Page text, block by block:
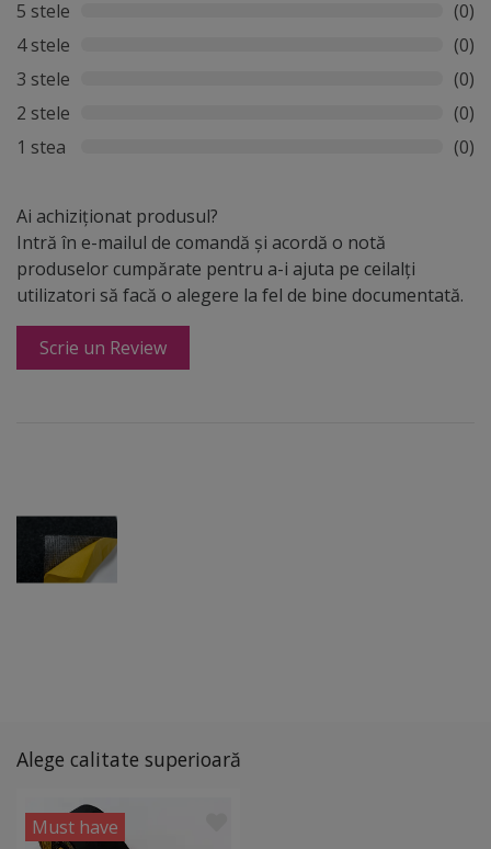
suprafață mai uniformă și pentru a îmbunătăți calitatea
acustică a panoului. Fertul acustic este o modalitate
panourilor decorative din riflaje lemn.
5 stele
(0)
4 stele
(0)
3 stele
(0)
2 stele
(0)
1 stea
(0)
Ai achiziționat produsul?
Intră în e-mailul de comandă și acordă o notă
produselor cumpărate pentru a-i ajuta pe ceilalți
utilizatori să facă o alegere la fel de bine documentată.
Scrie un Review
Alege calitate superioară
Must have